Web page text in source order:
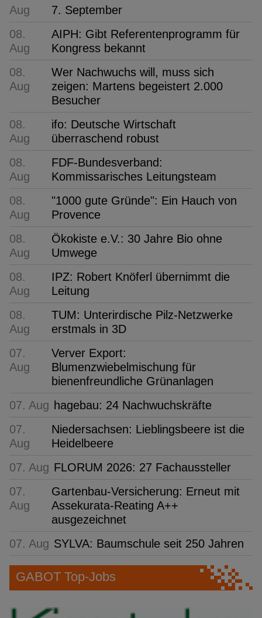
Aug
7. September
08.
Aug
AIPH: Gibt Referentenprogramm für
Kongress bekannt
08.
Aug
Wer Nachwuchs will, muss sich
zeigen: Martens begeistert 2.000
Besucher
08.
Aug
ifo: Deutsche Wirtschaft
überraschend robust
08.
Aug
FDF-Bundesverband:
Kommissarisches Leitungsteam
08.
Aug
"1000 gute Gründe": Ein Hauch von
Provence
08.
Aug
Ökokiste e.V.: 30 Jahre Bio ohne
Umwege
08.
Aug
IPZ: Robert Knöferl übernimmt die
Leitung
08.
Aug
TUM: Unterirdische Pilz-Netzwerke
erstmals in 3D
07.
Aug
Verver Export:
Blumenzwiebelmischung für
bienenfreundliche Grünanlagen
07. Aug hagebau: 24 Nachwuchskräfte
07.
Aug
Niedersachsen: Lieblingsbeere ist die
Heidelbeere
07. Aug FLORUM 2026: 27 Fachaussteller
07.
Aug
Gartenbau-Versicherung: Erneut mit
Assekurata-Reating A++
ausgezeichnet
07. Aug SYLVA: Baumschule seit 250 Jahren
GABOT Top-Jobs